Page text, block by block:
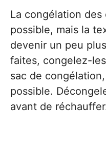
La congélation
possible, mais la
devenir un peu
faites, congelez-
sac de
possible.
avant de